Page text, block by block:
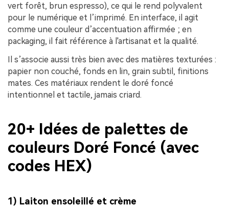
vert forêt, brun espresso), ce qui le rend polyvalent
pour le numérique et l’imprimé. En interface, il agit
comme une couleur d’accentuation affirmée ; en
packaging, il fait référence à l'artisanat et la qualité.
Il s’associe aussi très bien avec des matières texturées :
papier non couché, fonds en lin, grain subtil, finitions
mates. Ces matériaux rendent le doré foncé
intentionnel et tactile, jamais criard.
20+ Idées de palettes de
couleurs Doré Foncé (avec
codes HEX)
1) Laiton ensoleillé et crème